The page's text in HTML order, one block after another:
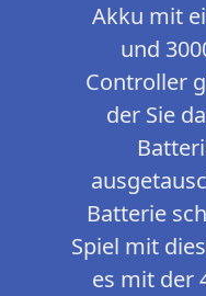
Akku mit
und
Controller
der Sie
Batterie
Spiel mit
es mit der